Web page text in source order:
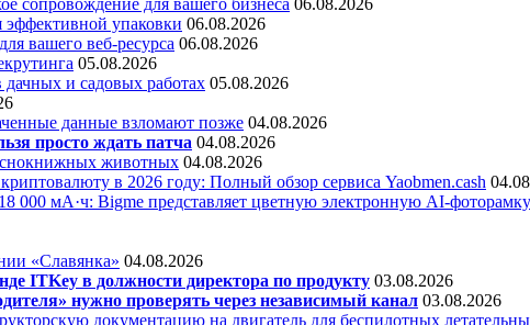
упаковки 06.08.2026
вашего веб-ресурса 06.08.2026
05.08.2026
и садовых работах 05.08.2026
данные взломают позже 04.08.2026
просто ждать патча 04.08.2026
животных 04.08.2026
в 2026 году: Полный обзор сервиса Yaobmen.cash
000 мА·ч: Bigme представляет цветную электронную AI-
«Славянка» 04.08.2026
ITKey в должности директора по продукту 03.08.2026
нужно проверять через независимый канал 03.08.2026
документацию на двигатель для беспилотных